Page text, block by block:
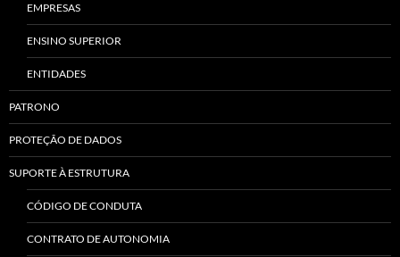
EMPRESAS
ENSINO SUPERIOR
ENTIDADES
PATRONO
PROTEÇÃO DE DADOS
SUPORTE À ESTRUTURA
CÓDIGO DE CONDUTA
CONTRATO DE AUTONOMIA